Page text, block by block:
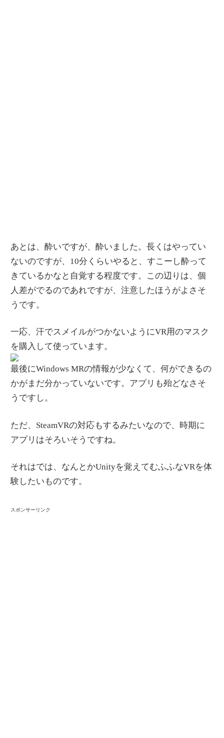
あとは、酔いですが、酔いました。長くはやってい
ないのですが、10分くらいやると、すこーし酔って
きているかなと自覚する程度です。この辺りは、個
人差がでるのであれですが、注意したほうがよさそ
うです。
一応、汗でスメイルがつかないようにVR用のマスク
を購入して使っています。
最後にWindows MRの情報が少なくて、何ができるの
かがまだ分かっていないです。アプリも殆どなさそ
うですし。
ただ、SteamVRの対応もするみたいなので、時期に
アプリはそろいそうですね。
それはでは、なんとかUnityを覚えてむふふなVRを体
験したいものです。
スポンサーリンク